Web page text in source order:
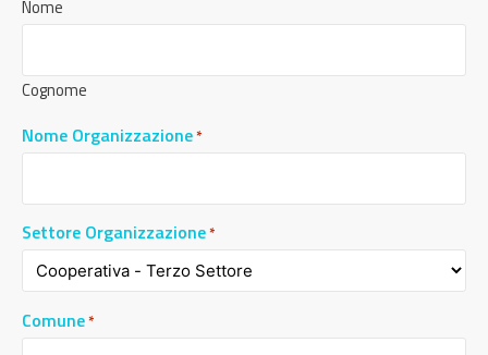
Nome
Cognome
Nome Organizzazione*
Settore Organizzazione*
Comune*